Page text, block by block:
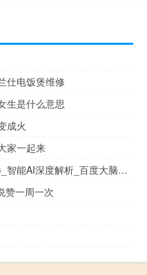
仕电饭煲维修
生是什么意思
成火
家一起来
新奥精准资料免费提供(独家猛料)_智能AI深度解析_百度大脑版A12.31.1009
赞一周一次